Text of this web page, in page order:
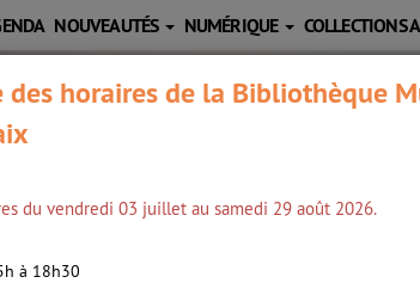
NOUVEAUTÉS NUMÉRIQUE COLLECTIONS
horaires de la Bibliothèque
du vendredi 03 juillet au samedi 29 août 2026.
à 18h30